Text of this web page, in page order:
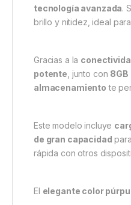
tecnología avanzada.
brillo y nitidez, ideal
Gracias a la
potente , junto con 8GB
almacenamiento te
Este modelo incluye
de gran capacidad
rápida con otros
El elegante color